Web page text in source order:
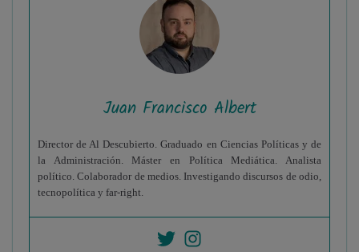
Juan Francisco Albert
Director de Al Descubierto. Graduado en Ciencias Políticas y de
la Administración. Máster en Política Mediática. Analista
político. Colaborador de medios. Investigando discursos de odio,
tecnopolítica y far-right.